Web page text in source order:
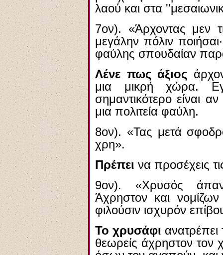
λαού και στα
7ον). «Άρχοντας μεν
μεγάλην πόλιν
φαύλης σπουδαίαν
Λένε πως άξιος
μια μικρή χώρα.
σημαντικότερο είναι
μια πολιτεία φαύλη.
8ον). «Τας μετά
χρη».
Πρέπει να προσέχεις
9ον). «Χρυσός
Άχρηστον και νομίζων
φιλούσιν ισχυρόν
Το χρυσάφι
θεωρείς άχρηστον τον